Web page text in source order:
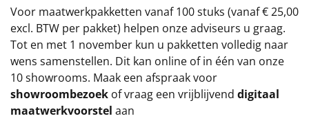
Alle overige
Voor maatwerkpakketten vanaf 100 stuks (vanaf € 25,00
excl. BTW per pakket) helpen onze adviseurs u graag.
Tot en met 1 november kun u pakketten volledig naar
wens samenstellen. Dit kan online of in één van onze
10 showrooms. Maak een afspraak voor
showroombezoek of vraag een vrijblijvend digitaal
maatwerkvoorstel aan